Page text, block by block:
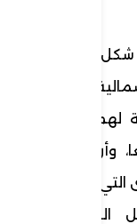
من أشكال
وبالتالي هذه
لهم، مفادها أن
وأن الردع
التي كانت ضعيفة
وكرويا